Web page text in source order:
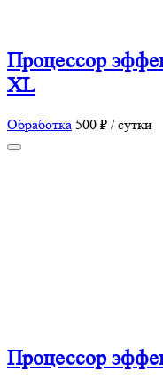
Процессор
XL
Обработка 500 ₽ / сутки
Процессор